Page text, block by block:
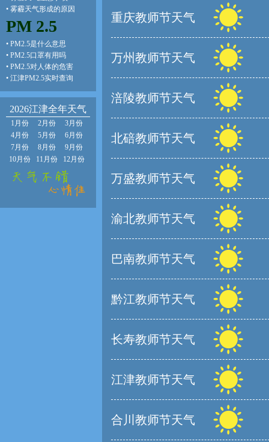
• 雾霾天气形成的原因
PM 2.5
• PM2.5是什么意思
• PM2.5口罩有用吗
• PM2.5对人体的危害
• 江津PM2.5实时查询
2026江津全年天气
1月份 2月份
3月份
4月份
5月份
6月份
7月份
8月份
9月份
10月份
11月份 12月份
重庆教师节天气
万州教师节天气
涪陵教师节天气
北碚教师节天气
万盛教师节天气
渝北教师节天气
巴南教师节天气
黔江教师节天气
长寿教师节天气
江津教师节天气
合川教师节天气